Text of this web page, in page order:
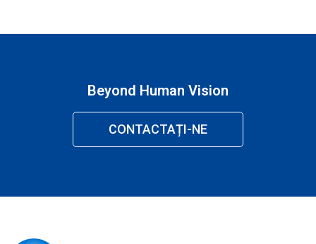
Beyond Human Vision
CONTACTAȚI-NE